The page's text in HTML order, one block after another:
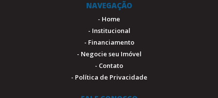
NAVEGAÇÃO
- Home
- Institucional
- Financiamento
- Negocie seu Imóvel
- Contato
- Política de Privacidade